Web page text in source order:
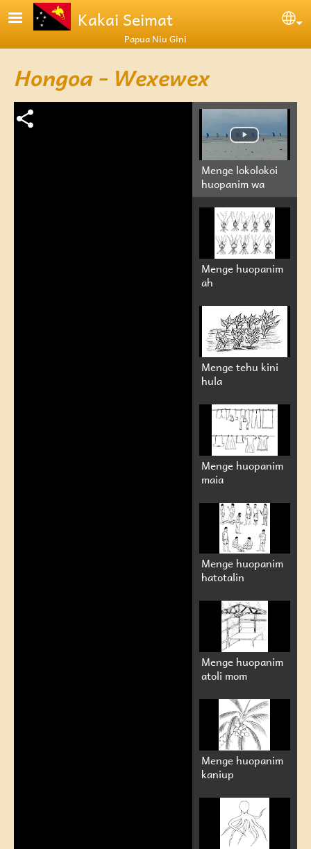
Skip to main contentKakai Seimat
Papua Niu Gini
Hongoa - Wexewex
Menge lokolokoi
huopanim wa
Menge huopanim
ah
Menge tehu kini
hula
Menge huopanim
maia
Menge huopanim
hatotalin
Menge huopanim
atoli mom
Menge huopanim
kaniup